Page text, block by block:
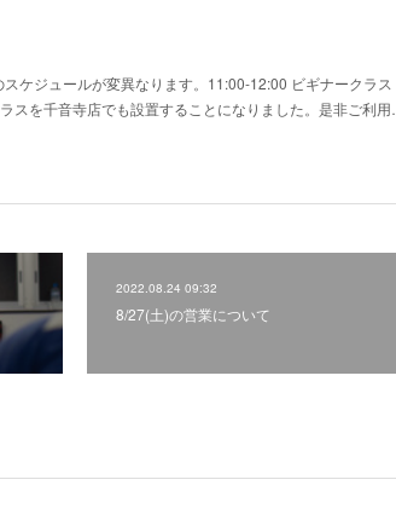
ケジュールが変異なります。11:00-12:00 ビギナークラス
スを千音寺店でも設置することになりました。是非ご利
2022.08.24 09:32
8/27(土)の営業について